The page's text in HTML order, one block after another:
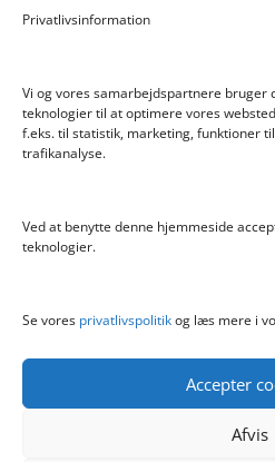
Privatlivsinformation
Vi og vores samarbejdspartnere bruger
teknologier til at optimere vores
f.eks. til statistik, marketing, funktioner
trafikanalyse.
Ved at benytte denne hjemmeside
teknologier.
Se vores privatlivspolitikog læs mere i
Accepter
Afvis
Hyggeligt fehjem med
Info
Kontakt
Privatlivspolitik